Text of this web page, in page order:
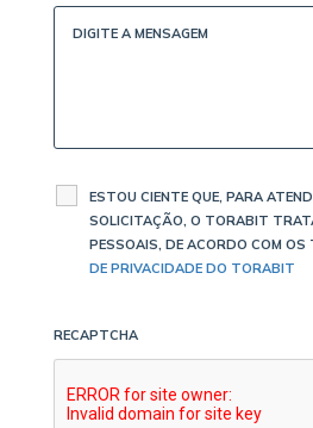
ESTOU CIENTE QUE, PARA
SOLICITAÇÃO, O TORABIT
PESSOAIS, DE ACORDO COM OS
DE PRIVACIDADE DO TORABIT
RECAPTCHA